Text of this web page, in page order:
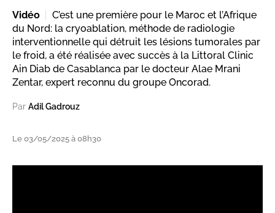
Vidéo
C’est une première pour le Maroc et l’Afrique
du Nord: la cryoablation, méthode de radiologie
interventionnelle qui détruit les lésions tumorales par
le froid, a été réalisée avec succès à la Littoral Clinic
Ain Diab de Casablanca par le docteur Alae Mrani
Zentar, expert reconnu du groupe Oncorad.
Par Adil Gadrouz
Le 03/05/2025 à 08h30